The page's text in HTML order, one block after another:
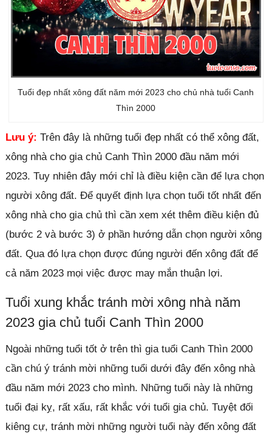
Tuổi đẹp nhất xông đất năm mới 2023 cho chủ nhà tuổi Canh
Thìn 2000
Lưu ý: Trên đây là những tuổi đẹp nhất có thể xông đất,
xông nhà cho gia chủ Canh Thìn 2000 đầu năm mới
2023. Tuy nhiên đây mới chỉ là điều kiện cần để lựa chọn
người xông đất. Để quyết định lựa chọn tuổi tốt nhất đến
xông nhà cho gia chủ thì cần xem xét thêm điều kiện đủ
(bước 2 và bước 3) ở phần hướng dẫn chọn người xông
đất. Qua đó lựa chọn được đúng người đến xông đất để
cả năm 2023 mọi việc được may mắn thuận lợi.
Tuổi xung khắc tránh mời xông nhà năm
2023 gia chủ tuổi Canh Thìn 2000
Ngoài những tuổi tốt ở trên thì gia tuổi Canh Thìn 2000
cần chú ý tránh mời những tuổi dưới đây đến xông nhà
đầu năm mới 2023 cho mình. Những tuổi này là những
tuổi đại kỵ, rất xấu, rất khắc với tuổi gia chủ. Tuyệt đối
kiêng cự, tránh mời những người tuổi này đến xông đất